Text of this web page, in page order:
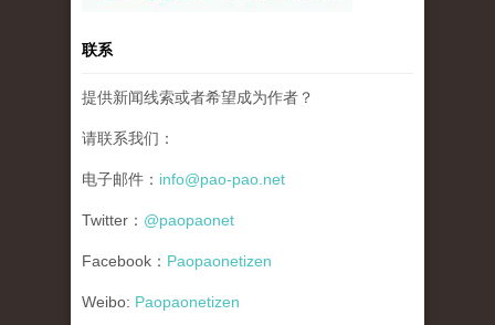
联系
提供新闻线索或者希望成为作者？
请联系我们：
电子邮件： info@pao-pao.net
Twitter： @paopaonet
Facebook： Paopaonetizen
Weibo: Paopaonetizen